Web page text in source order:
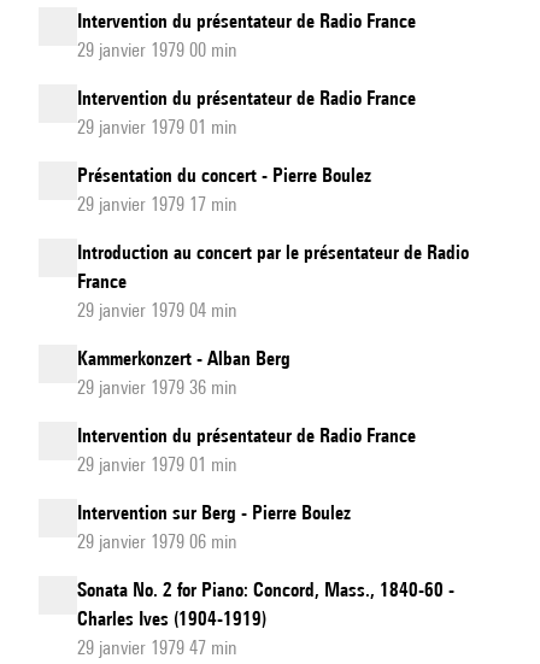
Intervention du présentateur de Radio France
29 janvier 1979 00 min
Intervention du présentateur de Radio France
29 janvier 1979 01 min
Présentation du concert - Pierre Boulez
29 janvier 1979 17 min
Introduction au concert par le présentateur de Radio
France
29 janvier 1979 04 min
Kammerkonzert - Alban Berg
29 janvier 1979 36 min
Intervention du présentateur de Radio France
29 janvier 1979 01 min
Intervention sur Berg - Pierre Boulez
29 janvier 1979 06 min
Sonata No. 2 for Piano: Concord, Mass., 1840-60 -
Charles Ives (1904-1919)
29 janvier 1979 47 min